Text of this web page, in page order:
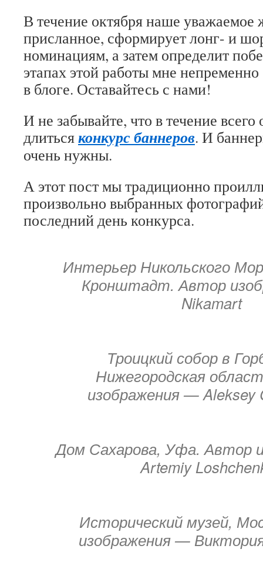
В течение октября наше
присланное, сформирует лонг- и
номинациям, а затем определит
этапах этой работы мне непременно
в блоге. Оставайтесь с нами!
И не забывайте, что в течение всего
длитьсяконкурс баннеров. И
очень нужны.
А этот пост мы традиционно
произвольно выбранных
последний день конкурса.
Интерьер Никольского
Кронштадт. Автор
Nikamart
Троицкий собор в
Нижегородская
изображения — Aleksey
Дом Сахарова, Уфа. Автор
Artemiy
Исторический музей,
изображения —